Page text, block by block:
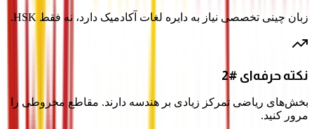
زبان چینی تخصصی نیاز به دایره لغات آکادمیک دارد، نه فقط HSK.
نکته حرفه‌ای #2
بخش‌های ریاضی تمرکز زیادی بر هندسه دارند. مقاطع مخروطی را
مرور کنید.